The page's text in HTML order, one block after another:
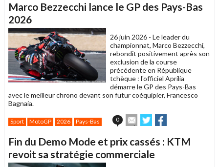
à
Marco Bezzecchi lance le GP des Pays-Bas
2026
26 juin 2026 - Le leader du
championnat, Marco Bezzecchi,
rebondit positivement après son
exclusion de la course
précédente en République
tchèque : l'officiel Aprilia
démarre le GP des Pays-Bas
avec le meilleur chrono devant son futur coéquipier, Francesco
Bagnaia.
Sport MotoGP 2026 Pays-Bas 0
Envoyer
cet
à
un
ami
Partager
sur sur
Fin du Demo Mode et prix cassés : KTM
revoit sa stratégie commerciale